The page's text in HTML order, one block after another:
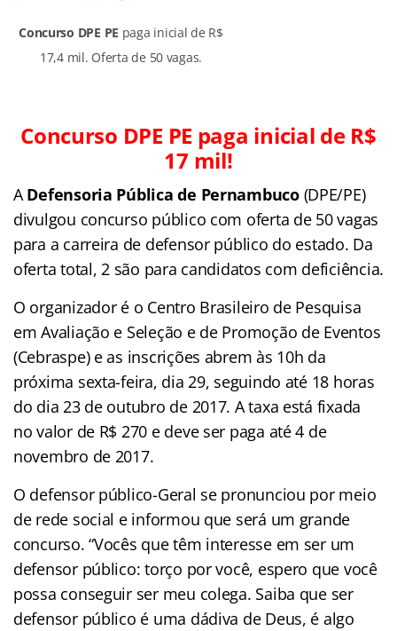
Concurso DPE PE paga inicial de R$
17,4 mil. Oferta de 50 vagas.
Concurso DPE PE paga inicial de R$
17 mil!
ADefensoria Pública de Pernambuco(DPE/PE)
divulgou concurso público com oferta de 50 vagas
para a carreira de defensor público do estado. Da
oferta total, 2 são para candidatos com deficiência.
O organizador é o Centro Brasileiro de Pesquisa
em Avaliação e Seleção e de Promoção de Eventos
(Cebraspe) e as inscrições abrem às 10h da
próxima sexta-feira, dia 29, seguindo até 18 horas
do dia 23 de outubro de 2017. A taxa está fixada
no valor de R$ 270 e deve ser paga até 4 de
novembro de 2017.
O defensor público-Geral se pronunciou por meio
de rede social e informou que será um grande
concurso. “Vocês que têm interesse em ser um
defensor público: torço por você, espero que você
possa conseguir ser meu colega. Saiba que ser
defensor público é uma dádiva de Deus, é algo